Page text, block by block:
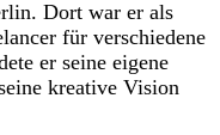
Dort war er als
für verschiedene
er seine eigene
kreative Vision